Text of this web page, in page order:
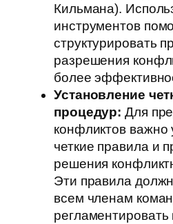
Кильмана).
инструментов
структурировать
разрешения
более
Установление
процедур: Для
конфликтов важно
четкие правила и
решения
Эти правила
всем членам
регламентировать